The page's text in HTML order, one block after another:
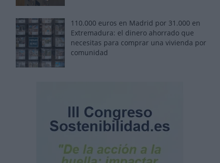
110.000 euros en Madrid por 31.000 en
Extremadura: el dinero ahorrado que
necesitas para comprar una vivienda por
comunidad